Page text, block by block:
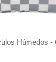
Húmedos -